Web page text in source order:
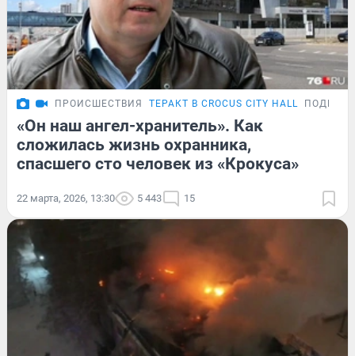
ПРОИСШЕСТВИЯ ТЕРАКТ В CROCUS CITY HALL
«Он наш ангел-хранитель». Как
сложилась жизнь охранника,
спасшего сто человек из «Крокуса»
22 марта, 2026, 13:30 5 443 15